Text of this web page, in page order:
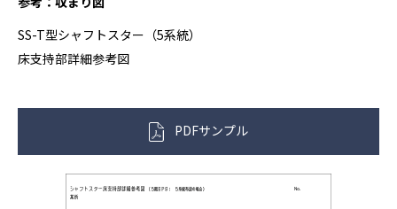
SS-T型シャフトスター（5系統）
床支持部詳細参考図
PDFサンプル